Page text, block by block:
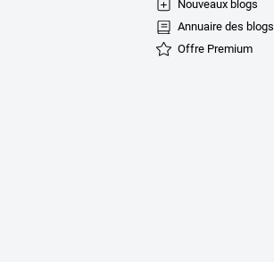
Nouveaux blogs
Annuaire des blogs
Offre Premium